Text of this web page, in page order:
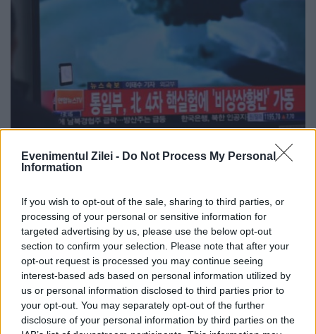
Evenimentul Zilei - Do Not Process My Personal
Information
If you wish to opt-out of the sale, sharing to third parties, or
processing of your personal or sensitive information for
targeted advertising by us, please use the below opt-out
section to confirm your selection. Please note that after your
opt-out request is processed you may continue seeing
interest-based ads based on personal information utilized by
us or personal information disclosed to third parties prior to
your opt-out. You may separately opt-out of the further
disclosure of your personal information by third parties on the
#Panama Papers. RĂZBOIUL din Siria şi
programul NUCLEAR al dictatorului KIM
Jong-un, finanţate de societăţi
paravan înfiinţate de “profesioniştii”
din Panama
5 APRILIE 2016
Documentele de la firma de avocatură